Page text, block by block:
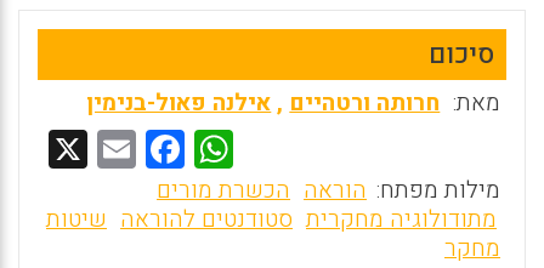
סיכום
מאת: חרותה ורטהיים,אילנה פאול-בנימין
W
h
at
F
a
ce
E
m
ai
מילות מפתח: הוראה הכשרת מורים
מתודולוגיה מחקרית סטודנטים להוראה שיטות
מחקר